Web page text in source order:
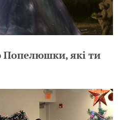
Попелюшки, які ти